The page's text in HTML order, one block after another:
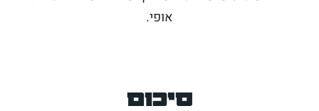
אופי.
סיכום